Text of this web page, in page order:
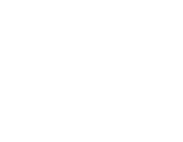
de lame, son
à Seki au Japon où depuis
ville de Seki, elle-même